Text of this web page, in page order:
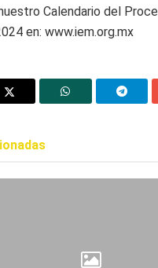
Calendario del
en: www.iem.org.mx